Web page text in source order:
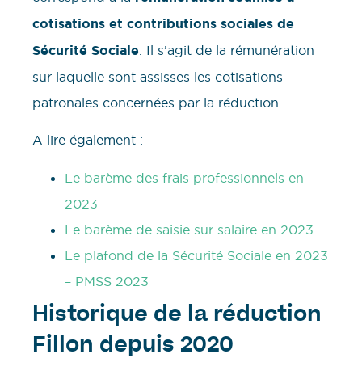
cotisations et contributions sociales de
Sécurité Sociale . Il s’agit de la rémunération
sur laquelle sont assisses les cotisations
patronales concernées par la réduction.
A lire également :
Le barème des frais professionnels en
2023
Le barème de saisie sur salaire en 2023
Le plafond de la Sécurité Sociale en 2023
– PMSS 2023
Historique de la réduction
Fillon depuis 2020